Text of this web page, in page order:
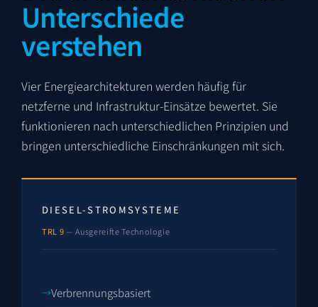
Unterschiede
verstehen
Vier Energiearchitekturen werden häufig für
netzferne und Infrastruktur-Einsätze bewertet. Sie
funktionieren nach unterschiedlichen Prinzipien und
bringen unterschiedliche Einschränkungen mit sich.
DIESEL-STROMSYSTEME
TRL 9 — Ausgereifte Technologie
Verbrennungsbasiert